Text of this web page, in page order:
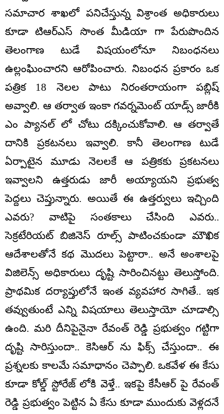
సమాచార శాఖలో పనిచేస్తున్న విశ్రాంత అధికారులు
కూడా టిఆర్ఎస్ సొంత మీడియా గా పేరుపొందిన
తెలంగాణ టుడే విషయంలోనూ నిబంధనలు
ఉల్లంఘించారని ఆరోపించారు. నిబంధన ప్రకారం ఒక
పత్రిక 18 నెలల పాటు నిరంతరాయంగా పబ్లిష్
అవ్వాలి. ఆ తర్వాత ఇంకా గవర్నమెంట్ యాడ్స్ జారీకి
ఎం ప్యానల్ లో చోటు దక్కించుకోవాలి. ఆ తర్వాతే
దానికి ప్రకటనలు ఇవ్వాలి. కానీ తెలంగాణ టుడే
ఏర్పాటైన మూడు నెలలకే ఆ పత్రికకు ప్రకటనలు
ఇవ్వాలని ఉత్తరుడు జారీ అయ్యాయని ప్రభుత్వ
పెద్దలు చెప్తున్నారు. అయితే ఈ ఉత్తర్వులు ఇచ్చింది
ఎవరు? వాటిపై సంతకాలు చేసింది ఎవరు..
సెక్రటేరియట్ బిజినెస్ రూల్స్ పాటించకుండా మౌఖిక
ఆదేశాలతోనే కథ మొదలు పెట్టారా.. అనే అంశాలపై
విజిలెన్స్ అధికారులు దృష్టి సారించినట్టు తెలుస్తోంది.
ప్రాథమిక దర్యాప్తులోనే ఇంత వ్యవహార సాగితే.. ఇక
తవ్వుతుంటే ఎన్ని విషయాలు తెలుస్తాయో చూడాల్సి
ఉంది. మరి దీనిపైనైనా రేవంత్ రెడ్డి ప్రభుత్వం గట్టిగా
దృష్టి సారిస్తుందా.. కెసిఆర్ ను ఫిక్స్ చేస్తుందా.. ఈ
ప్రశ్నలకు కాలమే సమాధానం చెప్పాలి. ఒకవేళ ఈ కేసు
కూడా కోల్డ్ స్టోరేజ్ లోకి వెళ్తే.. ఇకపై కేసీఆర్ పై రేవంత్
రెడ్డి ప్రభుత్వం పెట్టిన ఏ కేసు కూడా ముందుకు వెళ్లదనే